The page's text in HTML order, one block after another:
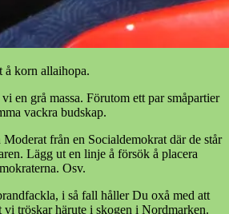
korn allaihopa.
en grå massa. Förutom ett par småpartier
vackra budskap.
från en Socialdemokrat där de står
Lägg ut en linje å försök å placera
Osv.
i så fall håller Du oxå med att
tröskar härute i skogen i Nordmarken.